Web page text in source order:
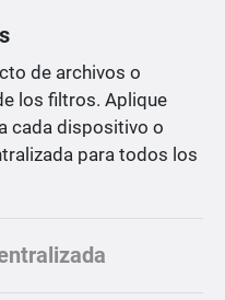
de archivos o
los filtros. Aplique
cada dispositivo o
para todos los